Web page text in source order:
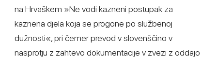
na Hrvaškem »Ne vodi kazneni postupak za
kaznena djela koja se progone po službenoj
dužnosti«, pri čemer prevod v slovenščino v
nasprotju z zahtevo dokumentacije v zvezi z oddajo